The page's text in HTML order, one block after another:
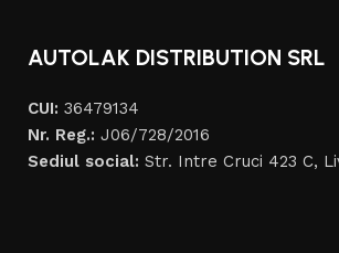
AUTOLAK DISTRIBUTION SRL
CUI: 36479134
Nr. Reg.: J06/728/2016
Sediul social: Str. Intre Cruci 423 C,